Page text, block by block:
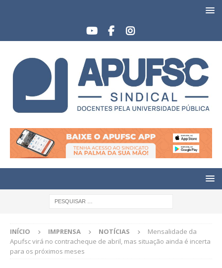
INÍCIO IMPRENSA NOTÍCIAS
Mensalidade da
Apufsc virá no contracheque de abril, mas situação ainda é incerta
para os próximos meses